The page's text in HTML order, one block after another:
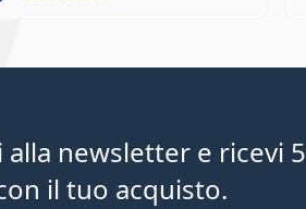
newsletter e ricevi
il tuo acquisto.